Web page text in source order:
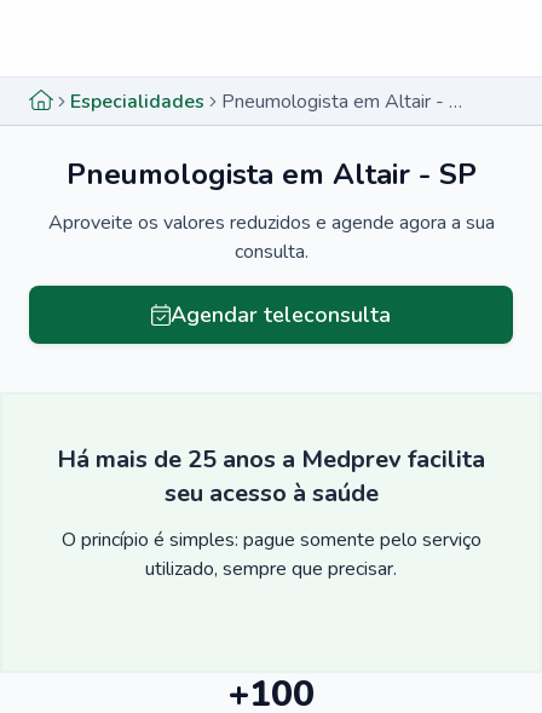
Especialidades Pneumologista em Altair - SP
Pneumologista em Altair - SP
Aproveite os valores reduzidos e agende agora a sua
consulta.
Agendar teleconsulta
Há mais de 25 anos a Medprev facilita
seu acesso à saúde
O princípio é simples: pague somente pelo serviço
utilizado, sempre que precisar.
+100